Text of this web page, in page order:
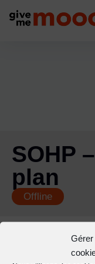
Gérer
SOHP
plan
Offline